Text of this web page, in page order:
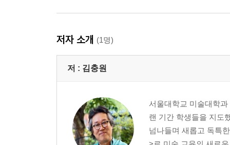
저자 소개 (1명)
저 : 김충원
서울대학교 미술대학
랜 기간 학생들을 지도
넘나들며 새롭고 독특